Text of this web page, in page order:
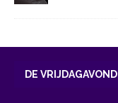
DE VRIJDAGAVOND